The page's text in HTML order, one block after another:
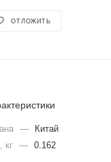
ОТЛОЖИТЬ
—
Китай
кг
— 0.162